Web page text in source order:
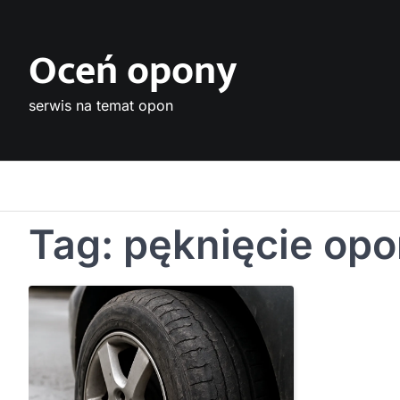
contentOceń opony
serwis na temat opon
Tag: pęknięcie